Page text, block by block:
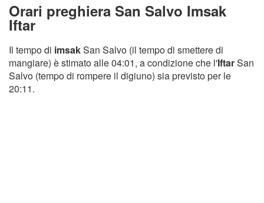
Orari preghiera San Salvo Imsak
Iftar
Il tempo di imsakSan Salvo (il tempo di smettere di
mangiare) è stimato alle 04:01, a condizione che l'IftarSan
Salvo (tempo di rompere il digiuno) sia previsto per le
20:11.